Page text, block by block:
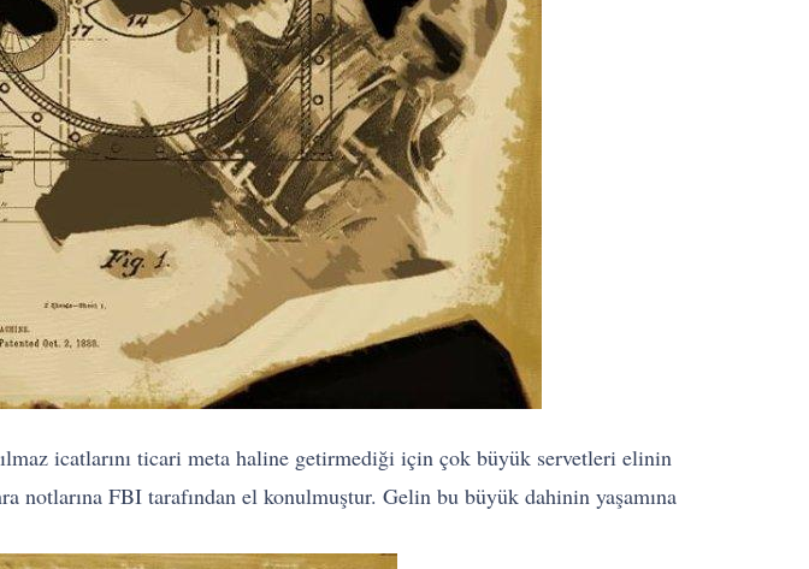
icatlarını ticari meta haline getirmediği için çok büyük servetleri elinin
FBI tarafından el konulmuştur. Gelin bu büyük dahinin yaşamına